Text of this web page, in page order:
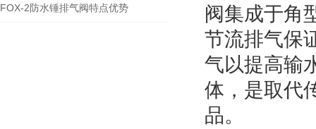
FOX-2防水锤排气阀特点优势
阀集成于角
节流排气保
气以提高输
体，是取代
品。